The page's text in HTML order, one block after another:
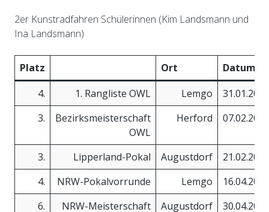
2er Kunstradfahren Schülerinnen (Kim Landsmann und
Ina Landsmann)
Platz Ort
Datum
4.
1. Rangliste OWL Lemgo
31.01.2016
3.
Bezirksmeisterschaft
OWL
Herford 07.02.2016
3. Lipperland-Pokal Augustdorf
21.02.2016
4.
NRW-Pokalvorrunde Lemgo
16.04.2016
6.
NRW-Meisterschaft
Augustdorf 30.04.2016